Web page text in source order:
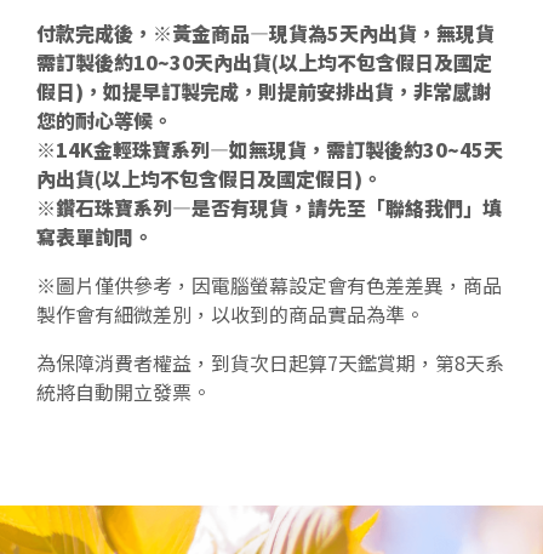
付款完成後，※黃金商品—現貨為5天內出貨，無現貨
需訂製後約10~30天內出貨(以上均不包含假日及國定
假日)，如提早訂製完成，則提前安排出貨，非常感謝
您的耐心等候。
※14K金輕珠寶系列—如無現貨，需訂製後約30~45天
內出貨(以上均不包含假日及國定假日)。
※鑽石珠寶系列—是否有現貨，請先至「聯絡我們」填
寫表單詢問。
※圖片僅供參考，因電腦螢幕設定會有色差差異，商品
製作會有細微差別，以收到的商品實品為準。
為保障消費者權益，到貨次日起算7天鑑賞期，第8天系
統將自動開立發票。